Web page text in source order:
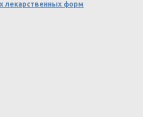
лекарственных форм